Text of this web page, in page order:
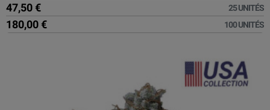
47,50 € 25 UNITÉS
180,00 € 100 UNITÉS